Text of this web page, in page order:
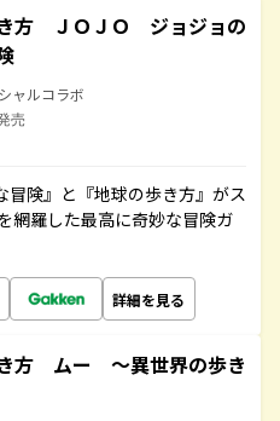
方 ＪＯＪＯ ジョジョの
ャルコラボ
売
険』と『地球の歩き方』がス
網羅した最高に奇妙な冒険ガ
詳細を見る
方 ムー ～異世界の歩き